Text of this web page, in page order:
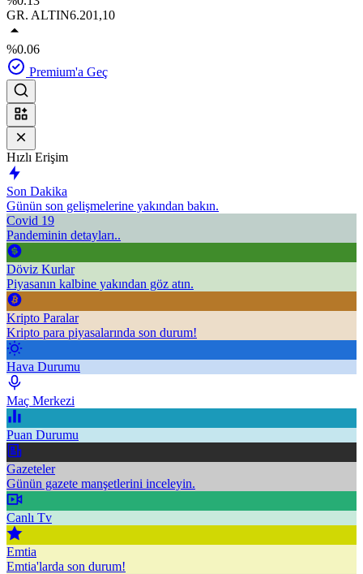
GR. ALTIN6.201,10
%0.06
Premium'a Geç
Hızlı Erişim
Son Dakika
Günün son gelişmelerine yakından bakın.
Covid 19
Pandeminin detayları..
Döviz Kurlar
Piyasanın kalbine yakından göz atın.
Kripto Paralar
Kripto para piyasalarında son durum!
Hava Durumu
Maç Merkezi
Puan Durumu
Gazeteler
Günün gazete manşetlerini inceleyin.
Canlı Tv
Emtia
Emtia'larda son durum!